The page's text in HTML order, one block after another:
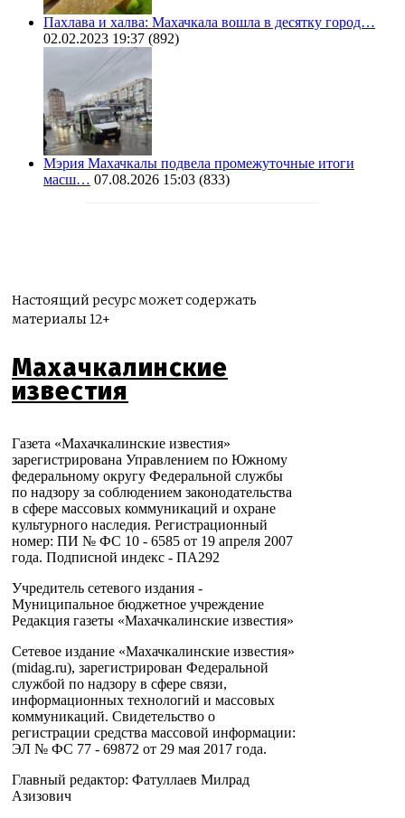
Пахлава и халва: Махачкала вошла в десятку город…
02.02.2023 19:37 (892)
Мэрия Махачкалы подвела промежуточные итоги
масш… 07.08.2026 15:03 (833)
Настоящий ресурс может содержать
материалы 12+
Махачкалинские
известия
Газета «Махачкалинские известия»
зарегистрирована Управлением по Южному
федеральному округу Федеральной службы
по надзору за соблюдением законодательства
в сфере массовых коммуникаций и охране
культурного наследия. Регистрационный
номер: ПИ № ФС 10 - 6585 от 19 апреля 2007
года. Подписной индекс - ПА292
Учредитель сетевого издания -
Муниципальное бюджетное учреждение
Редакция газеты «Махачкалинские известия»
Сетевое издание «Махачкалинские известия»
(midag.ru), зарегистрирован Федеральной
службой по надзору в сфере связи,
информационных технологий и массовых
коммуникаций. Свидетельство о
регистрации средства массовой информации:
ЭЛ № ФС 77 - 69872 от 29 мая 2017 года.
Главный редактор: Фатуллаев Милрад
Азизович